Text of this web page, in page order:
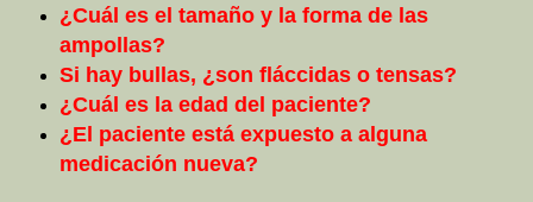
¿Cuál es el tamaño y la forma de las
ampollas?
Si hay bullas, ¿son fláccidas o tensas?
¿Cuál es la edad del paciente?
¿El paciente está expuesto a alguna
medicación nueva?